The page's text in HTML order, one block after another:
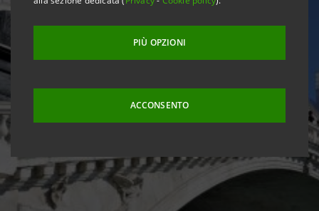
PIÙ OPZIONI
ACCONSENTO